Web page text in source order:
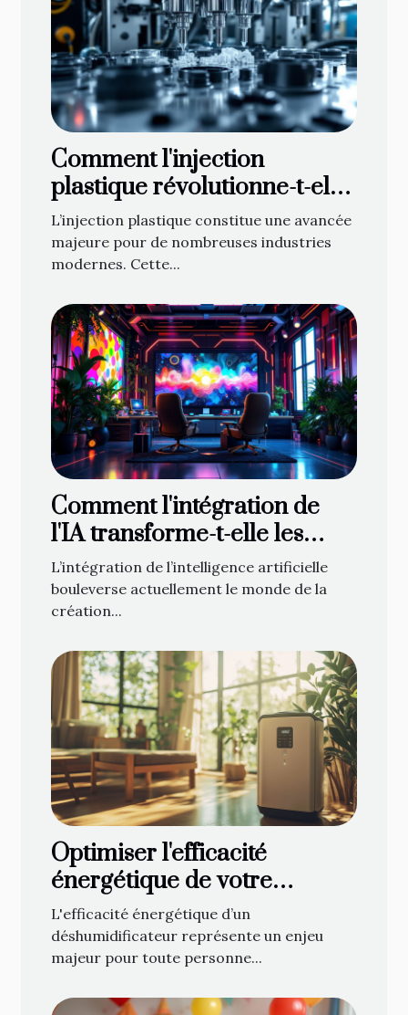
Comment l'injection
plastique révolutionne-t-elle
les industries clés ?
L’injection plastique constitue une avancée
majeure pour de nombreuses industries
modernes. Cette...
Comment l'intégration de
l'IA transforme-t-elle les
pratiques traditionnelles de
création graphique ?
L’intégration de l’intelligence artificielle
bouleverse actuellement le monde de la
création...
Optimiser l'efficacité
énergétique de votre
déshumidificateur
L'efficacité énergétique d’un
déshumidificateur représente un enjeu
majeur pour toute personne...